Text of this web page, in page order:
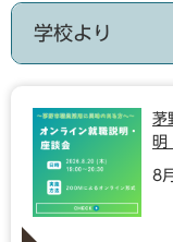
学校より
茅
明
8